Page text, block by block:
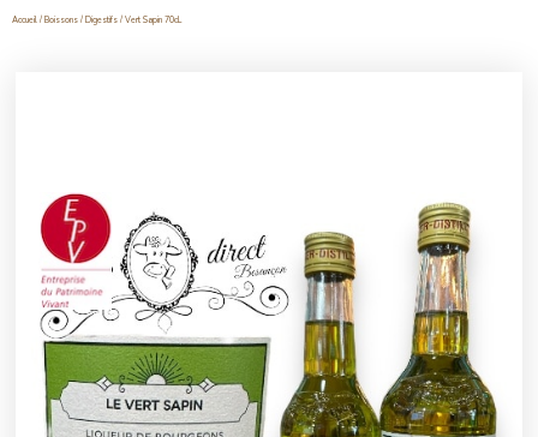
Accueil / Boissons / Digestifs / Vert Sapin 70cL